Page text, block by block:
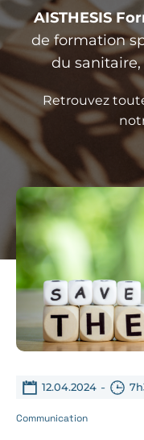
AISTHESIS
de formation
du
Retrouvez
12.04.2024 -
Communication